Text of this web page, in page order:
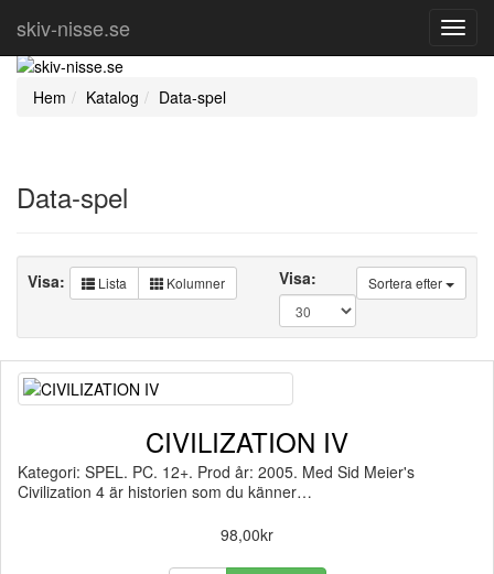
skiv-nisse.se
Hem Katalog Data-spel
Data-spel
Sortera efter
Visa:
Visa: Lista Kolumner
CIVILIZATION IV
Kategori: SPEL. PC. 12+. Prod år: 2005. Med Sid Meier's
Civilization 4 är historien som du känner…
98,00kr